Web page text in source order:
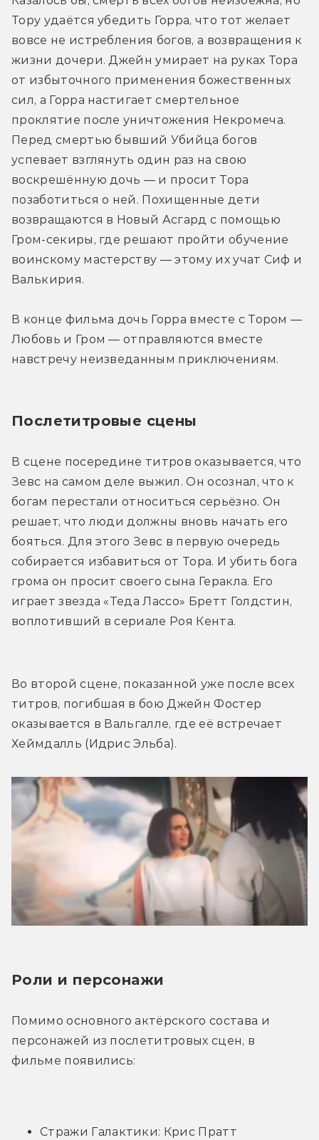
Тору удаётся убедить Горра, что тот желает
вовсе не истребления богов, а возвращения к
жизни дочери. Джейн умирает на руках Тора
от избыточного применения божественных
сил, а Горра настигает смертельное
проклятие после уничтожения Некромеча.
Перед смертью бывший Убийца богов
успевает взглянуть один раз на свою
воскрешённую дочь — и просит Тора
позаботиться о ней. Похищенные дети
возвращаются в Новый Асгард с помощью
Гром-секиры, где решают пройти обучение
воинскому мастерству — этому их учат Сиф и
Валькирия.
В конце фильма дочь Горра вместе с Тором —
Любовь и Гром — отправляются вместе
навстречу неизведанным приключениям.
Послетитровые сцены
В сцене посередине титров оказывается, что
Зевс на самом деле выжил. Он осознал, что к
богам перестали относиться серьёзно. Он
решает, что люди должны вновь начать его
бояться. Для этого Зевс в первую очередь
собирается избавиться от Тора. И убить бога
грома он просит своего сына Геракла. Его
играет звезда «Теда Лассо» Бретт Голдстин,
воплотивший в сериале Роя Кента.
Во второй сцене, показанной уже после всех
титров, погибшая в бою Джейн Фостер
оказывается в Вальгалле, где её встречает
Хеймдалль (Идрис Эльба).
Роли и персонажи
Помимо основного актёрского состава и
персонажей из послетитровых сцен, в
фильме появились:
Стражи Галактики: Крис Пратт